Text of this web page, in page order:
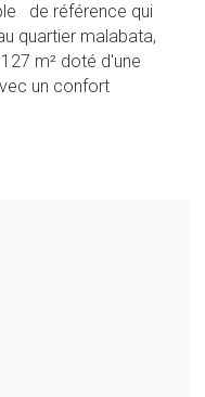
de référence qui
quartier malabata,
m² doté d'une
un confort